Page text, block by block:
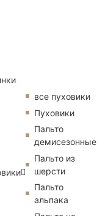
все пуховики
Пуховики
Пальто
демисезонные
Пальто из
шерсти
Пальто
альпака